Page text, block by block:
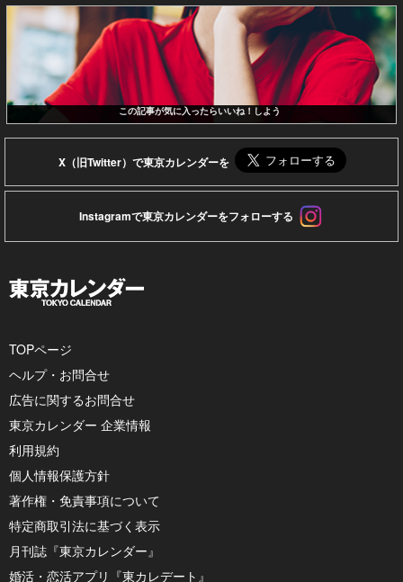
この記事が気に入ったらいいね！しよう
X（旧Twitter）で東京カレンダーを
Instagramで東京カレンダーをフォローする
TOPページ
ヘルプ・お問合せ
広告に関するお問合せ
東京カレンダー 企業情報
利用規約
個人情報保護方針
著作権・免責事項について
特定商取引法に基づく表示
月刊誌『東京カレンダー』
婚活・恋活アプリ『東カレデート』